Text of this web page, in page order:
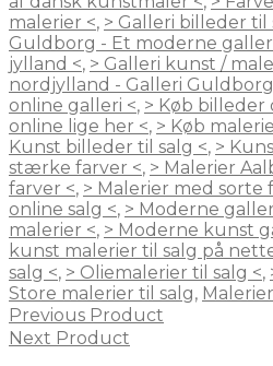
malerier <, > Galleri billeder til
Guldborg - Et moderne
jylland <, > Galleri kunst /
nordjylland - Galleri
online galleri <, > Køb billeder
online lige her <, > Køb
Kunst billeder til salg <, >
stærke farver <, > Malerier
farver <, > Malerier med sorte
online salg <, > Moderne
malerier <, > Moderne kunst
kunst malerier til salg på
salg <, > Oliemalerier til salg <,
Store malerier til salg, Malerier
Previous Product
Next Product